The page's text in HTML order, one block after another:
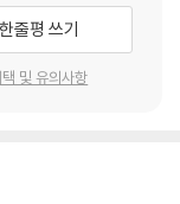
한줄평 쓰기
및 유의사항